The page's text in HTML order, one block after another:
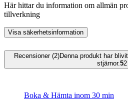
Här hittar du information om allmän
tillverkning
Visa säkerhetsinformation
Recensioner (2)Denna produkt har
stjärnor.52
Boka & Hämta inom 30 min